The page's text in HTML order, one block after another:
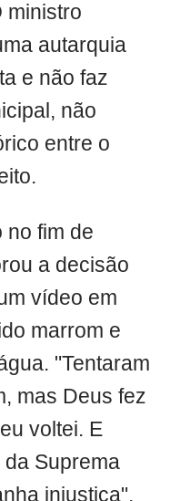
ministro
autarquia
e não faz
não
entre o
no fim de
a decisão
vídeo em
marrom e
"Tentaram
mas Deus fez
voltei. E
da Suprema
injustiça",